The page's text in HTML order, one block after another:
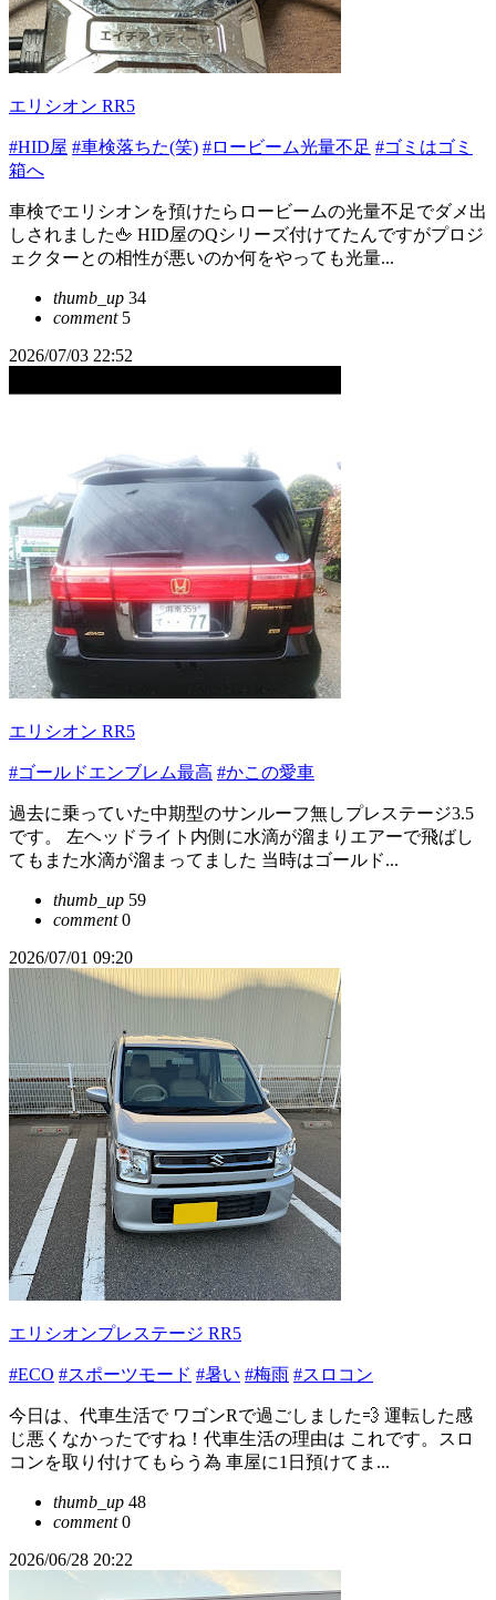
エリシオン RR5
#HID屋 #車検落ちた(笑) #ロービーム光量不足 #ゴミはゴミ
箱へ
車検でエリシオンを預けたらロービームの光量不足でダメ出
しされました🖕 HID屋のQシリーズ付けてたんですがプロジ
ェクターとの相性が悪いのか何をやっても光量...
thumb_up 34
comment5
2026/07/03 22:52
エリシオン RR5
#ゴールドエンブレム最高 #かこの愛車
過去に乗っていた中期型のサンルーフ無しプレステージ3.5
です。 左ヘッドライト内側に水滴が溜まりエアーで飛ばし
てもまた水滴が溜まってました 当時はゴールド...
thumb_up 59
comment0
2026/07/01 09:20
エリシオンプレステージ RR5
#ECO #スポーツモード #暑い #梅雨 #スロコン
今日は、代車生活で ワゴンRで過ごしました💨 運転した感
じ悪くなかったですね！代車生活の理由は これです。スロ
コンを取り付けてもらう為 車屋に1日預けてま...
thumb_up 48
comment0
2026/06/28 20:22